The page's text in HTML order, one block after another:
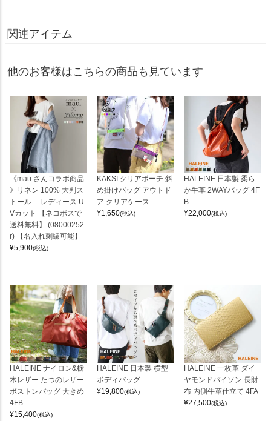
関連アイテム
他のお客様はこちらの商品も見ています
《mau.さんコラボ商品
》リネン 100% 大判ス
トール レディース U
Vカット 【ネコポスで
送料無料】 (08000252
r) 【名入れ刺繍可能】
¥5,900(税込)
KAKSI クリアポーチ 斜
め掛けバッグ アウトド
ア クリアケース
¥1,650(税込)
HALEINE 日本製 柔ら
か牛革 2WAYバッグ 4F
B
¥22,000(税込)
HALEINE ナイロン&栃
木レザー たつのレザー
ボストンバッグ 大きめ
4FB
¥15,400(税込)
HALEINE 日本製 横型
ボディバッグ
¥19,800(税込)
HALEINE 一枚革 ダイ
ヤモンドパイソン 長財
布 内側牛革仕立て 4FA
¥27,500(税込)